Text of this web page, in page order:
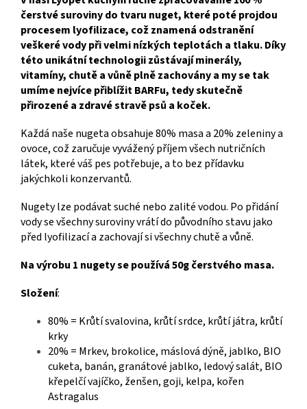
čerstvé suroviny do tvaru nuget, které poté projdou
procesem lyofilizace, což znamená odstranění
veškeré vody při velmi nízkých teplotách a tlaku. Díky
této unikátní technologii zůstávají minerály,
vitamíny, chutě a vůně plně zachovány a my se tak
umíme nejvíce přiblížit BARFu, tedy skutečně
přirozené a zdravé stravě psů a koček.
Každá naše nugeta obsahuje 80% masa a 20% zeleniny a
ovoce, což zaručuje vyvážený příjem všech nutričních
látek, které váš pes potřebuje, a to bez přídavku
jakýchkoli konzervantů.
Nugety lze podávat suché nebo zalité vodou. Po přidání
vody se všechny suroviny vrátí do původního stavu jako
před lyofilizací a zachovají si všechny chutě a vůně.
Na výrobu 1 nugety se používá 50g čerstvého masa.
Složení:
80% = Krůtí svalovina, krůtí srdce, krůtí játra, krůtí
krky
20% = Mrkev, brokolice, máslová dýně, jablko, BIO
cuketa, banán, granátové jablko, ledový salát, BIO
křepelčí vajíčko, ženšen, goji, kelpa, kořen
Astragalus